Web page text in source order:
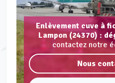
Enlèvement cuve à
Lampon (24370) :
contactez notre
Nous